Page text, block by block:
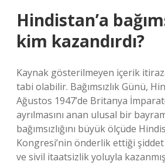
Hindistan’a
kim kazandırdı?
Kaynak gösterilmeyen içerik
tabi olabilir. Bağımsızlık Günü,
Ağustos 1947’de Britanya
ayrılmasını anan ulusal bir
bağımsızlığını büyük ölçüde
Kongresi’nin önderlik ettiği
ve sivil itaatsizlik yoluyla